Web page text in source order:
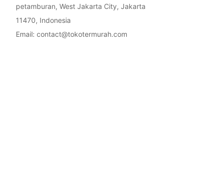
petamburan, West Jakarta City, Jakarta
11470, Indonesia
Email: contact@tokotermurah.com